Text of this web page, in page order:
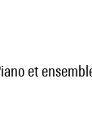
et